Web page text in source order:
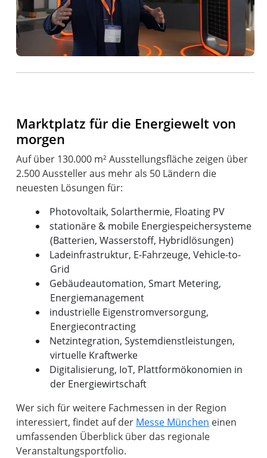
Marktplatz für die Energiewelt von
morgen
Auf über 130.000 m² Ausstellungsfläche zeigen über
2.500 Aussteller aus mehr als 50 Ländern die
Photovoltaik, Solarthermie, Floating PV
stationäre & mobile Energiespeichersysteme
(Batterien, Wasserstoff, Hybridlösungen)
Ladeinfrastruktur, E-Fahrzeuge, Vehicle-to-
Grid
Gebäudeautomation, Smart Metering,
Energiemanagement
industrielle Eigenstromversorgung,
Energiecontracting
Netzintegration, Systemdienstleistungen,
virtuelle Kraftwerke
Digitalisierung, IoT, Plattformökonomien in
der Energiewirtschaft
Wer sich für weitere Fachmessen in der Region
interessiert, findet auf der Messe München einen
umfassenden Überblick über das regionale
Veranstaltungsportfolio.